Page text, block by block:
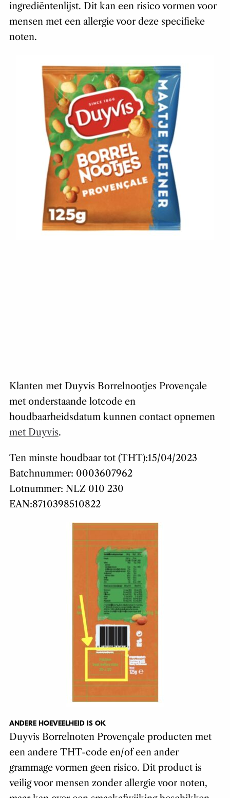
ingrediëntenlijst. Dit kan een risico vormen voor
mensen met een allergie voor deze specifieke
noten.
Klanten met Duyvis Borrelnootjes Provençale
met onderstaande lotcode en
houdbaarheidsdatum kunnen contact opnemen
met Duyvis.
Ten minste houdbaar tot (THT):15/04/2023
Batchnummer: 0003607962
Lotnummer: NLZ 010 230
EAN:8710398510822
ANDERE HOEVEELHEID IS OK
Duyvis Borrelnoten Provençale producten met
een andere THT-code en/of een ander
grammage vormen geen risico. Dit product is
veilig voor mensen zonder allergie voor noten,